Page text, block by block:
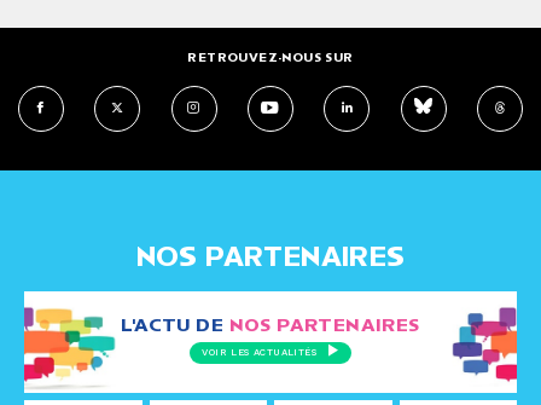
RETROUVEZ-NOUS SUR
NOS PARTENAIRES
L'ACTU DE NOS PARTENAIRES
VOIR LES ACTUALITÉS